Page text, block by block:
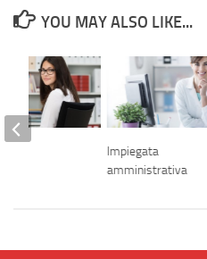
YOU MAY ALSO LIKE...
Impiegata
amministrativa